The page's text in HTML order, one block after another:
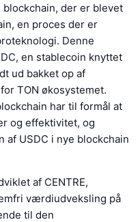
der er blevet
en proces der er
Denne
en stablecoin knyttet
ud bakket op af
TON økosystemet.
har til formål at
og effektivitet, og
af USDC i nye blockchain
af CENTRE,
værdiudveksling på
til den